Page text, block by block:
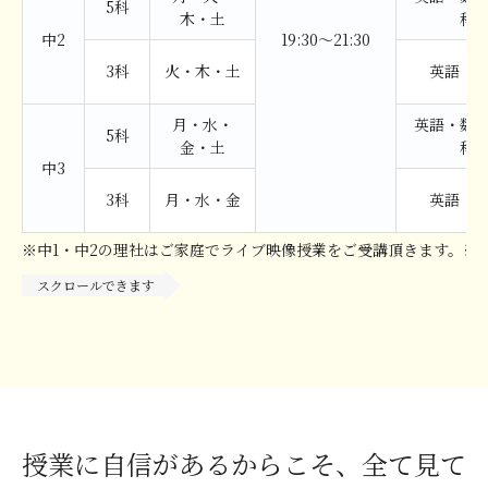
※中1・中2の理社はご家庭でライブ映像授業をご受講頂きます。※
19:30〜21:30
中2
5科
木・土
科
3科 火・木・土 英語・
中3
5科
月・水・
金・土
英語・数
科
3科 月・水・金 英語・
授業に自信があるからこそ、全て見て